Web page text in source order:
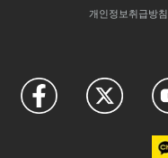
개인정보취급방침